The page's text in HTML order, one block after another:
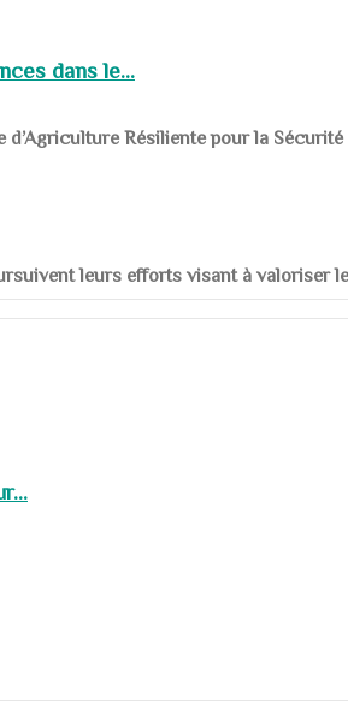
dans le...
Résiliente pour la Sécurité
leurs efforts visant à valoriser